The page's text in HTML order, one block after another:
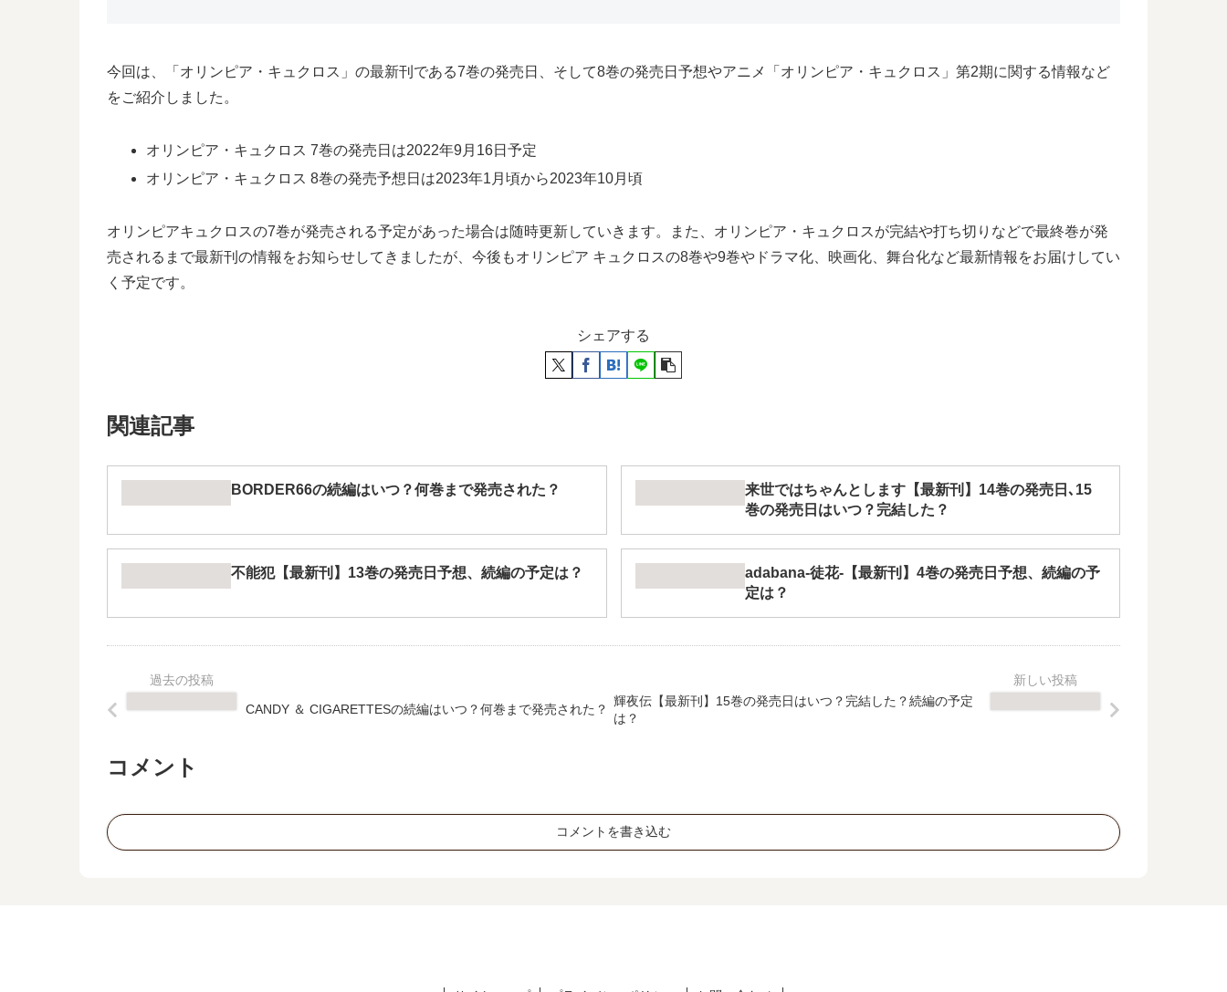
今回は、「オリンピア・キュクロス」の最新刊である7巻の発売日、そして8巻の発売日予想やアニメ「オリンピア・キュクロス」第2期に関する情報など
をご紹介しました。
オリンピア・キュクロス 7巻の発売日は2022年9月16日予定
オリンピア・キュクロス 8巻の発売予想日は2023年1月頃から2023年10月頃
オリンピアキュクロスの7巻が発売される予定があった場合は随時更新していきます。また、オリンピア・キュクロスが完結や打ち切りなどで最終巻が発
売されるまで最新刊の情報をお知らせしてきましたが、今後もオリンピア キュクロスの8巻や9巻やドラマ化、映画化、舞台化など最新情報をお届けしてい
く予定です。
シェアする
関連記事
BORDER66の続編はいつ？何巻まで発売された？
来世ではちゃんとします【最新刊】14巻の発売日､15
巻の発売日はいつ？完結した？
不能犯【最新刊】13巻の発売日予想、続編の予定は？
adabana-徒花-【最新刊】4巻の発売日予想、続編の予
定は？
CANDY ＆ CIGARETTESの続編はいつ？何巻まで発売された？
輝夜伝【最新刊】15巻の発売日はいつ？完結した？続編の予定
は？
コメント
コメントを書き込む